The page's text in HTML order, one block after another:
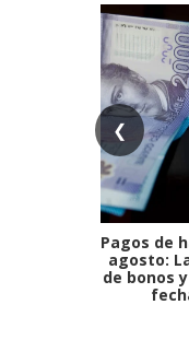
❮
Pagos de
agosto:
de bonos